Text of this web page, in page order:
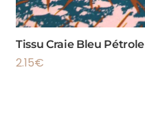
Tissu Craie Bleu Pétrole
2.15€